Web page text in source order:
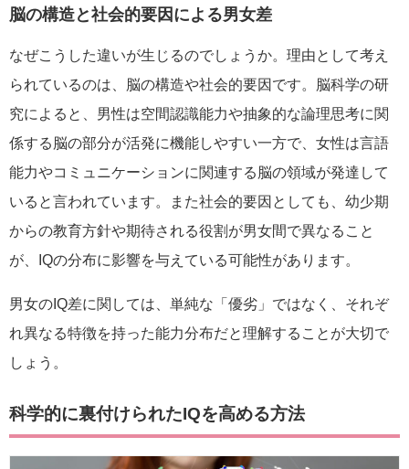
脳の構造と社会的要因による男女差
なぜこうした違いが生じるのでしょうか。理由として考え
られているのは、脳の構造や社会的要因です。脳科学の研
究によると、男性は空間認識能力や抽象的な論理思考に関
係する脳の部分が活発に機能しやすい一方で、女性は言語
能力やコミュニケーションに関連する脳の領域が発達して
いると言われています。また社会的要因としても、幼少期
からの教育方針や期待される役割が男女間で異なること
が、IQの分布に影響を与えている可能性があります。
男女のIQ差に関しては、単純な「優劣」ではなく、それぞ
れ異なる特徴を持った能力分布だと理解することが大切で
しょう。
科学的に裏付けられたIQを高める方法